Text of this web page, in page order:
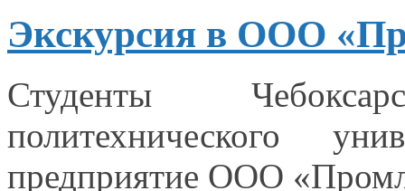
Экскурсия в ООО
Студенты
политехнического
предприятие ООО